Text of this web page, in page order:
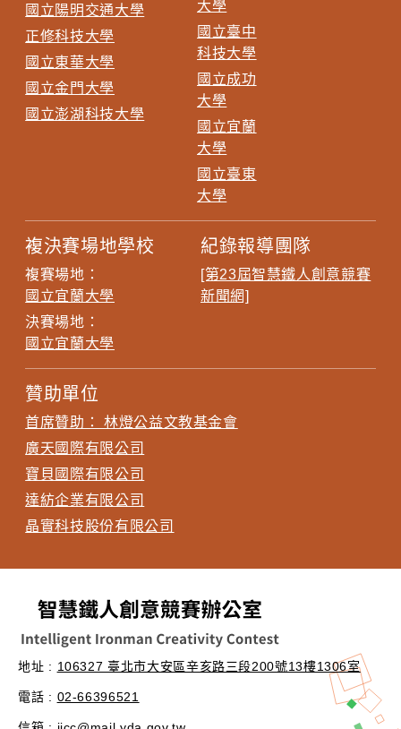
國立陽明交通大學
正修科技大學
國立東華大學
國立金門大學
國立澎湖科技大學
大學
國立臺中
科技大學
國立成功
大學
國立宜蘭
大學
國立臺東
大學
複決賽場地學校
複賽場地：
國立宜蘭大學
決賽場地：
國立宜蘭大學
紀錄報導團隊
[第23屆智慧鐵人創意競賽
新聞網]
贊助單位
首席贊助： 林燈公益文教基金會
廣天國際有限公司
寶貝國際有限公司
達紡企業有限公司
晶實科技股份有限公司
地址 : 106327 臺北市大安區辛亥路三段200號13樓1306室
電話 : 02-66396521